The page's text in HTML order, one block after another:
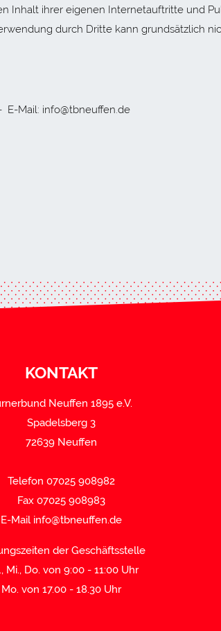
Inhalt ihrer eigenen Internetauftritte und
durch Dritte kann grundsätzlich
E-Mail: info@tbneuffen.de
KONTAKT
Neuffen 1895 e.V.
Spadelsberg 3
72639 Neuffen
Telefon 07025 908982
Fax 07025 908983
E-Mail info@tbneuffen.de
der Geschäftsstelle
Mi., Do. von 9:00 - 11:00 Uhr
Mo. von 17.00 - 18.30 Uhr